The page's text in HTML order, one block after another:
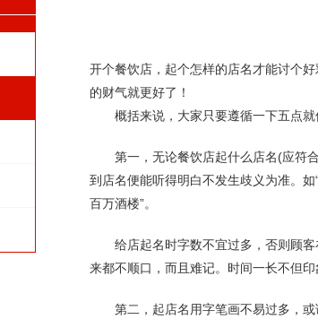
开个餐饮店，起个怎样的店名才能讨个
的财气就更好了！
概括来说，大家只要遵循一下五点
第一，无论餐饮店起什么店名(应符
到店名便能听得明白不发生歧义为准。如
百万酒楼”。
给店起名时字数不宜过多，否则顾
来都不顺口，而且难记。时间一长不但
第二，起店名用字笔画不易过多，